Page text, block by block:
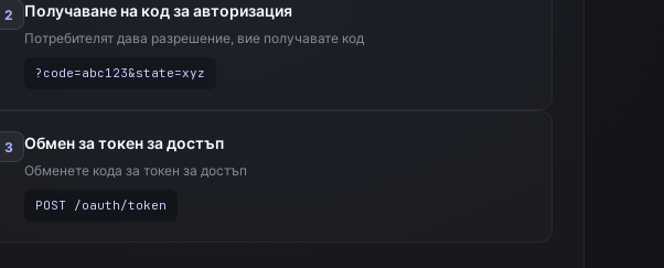
2 Получаване на код за авторизация
Потребителят дава разрешение, вие получавате код
?code=abc123&state=xyz
3 Обмен за токен за достъп
Обменете кода за токен за достъп
POST /oauth/token